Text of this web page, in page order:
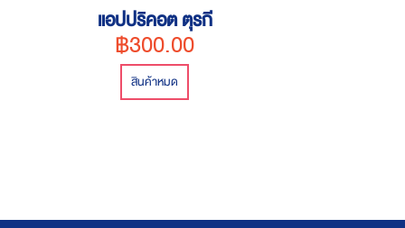
แอปปริคอต ตุรกี
฿300.00
สินค้าหมด